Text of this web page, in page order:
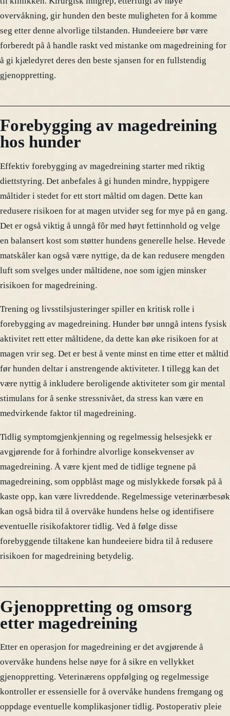
overvåkning, gir hunden den beste muligheten for å komme
seg etter denne alvorlige tilstanden. Hundeeiere bør være
forberedt på å handle raskt ved mistanke om magedreining for
å gi kjæledyret deres den beste sjansen for en fullstendig
gjenoppretting.
Forebygging av magedreining
hos hunder
Effektiv forebygging av magedreining starter med riktig
diettstyring. Det anbefales å gi hunden mindre, hyppigere
måltider i stedet for ett stort måltid om dagen. Dette kan
redusere risikoen for at magen utvider seg for mye på en gang.
Det er også viktig å unngå fôr med høyt fettinnhold og velge
en balansert kost som støtter hundens generelle helse. Hevede
matskåler kan også være nyttige, da de kan redusere mengden
luft som svelges under måltidene, noe som igjen minsker
risikoen for magedreining.
Trening og livsstilsjusteringer spiller en kritisk rolle i
forebygging av magedreining. Hunder bør unngå intens fysisk
aktivitet rett etter måltidene, da dette kan øke risikoen for at
magen vrir seg. Det er best å vente minst en time etter et måltid
før hunden deltar i anstrengende aktiviteter. I tillegg kan det
være nyttig å inkludere beroligende aktiviteter som gir mental
stimulans for å senke stressnivået, da stress kan være en
medvirkende faktor til magedreining.
Tidlig symptomgjenkjenning og regelmessig helsesjekk er
avgjørende for å forhindre alvorlige konsekvenser av
magedreining. Å være kjent med de tidlige tegnene på
magedreining, som oppblåst mage og mislykkede forsøk på å
kaste opp, kan være livreddende. Regelmessige veterinærbesøk
kan også bidra til å overvåke hundens helse og identifisere
eventuelle risikofaktorer tidlig. Ved å følge disse
forebyggende tiltakene kan hundeeiere bidra til å redusere
risikoen for magedreining betydelig.
Gjenoppretting og omsorg
etter magedreining
Etter en operasjon for magedreining er det avgjørende å
overvåke hundens helse nøye for å sikre en vellykket
gjenoppretting. Veterinærens oppfølging og regelmessige
kontroller er essensielle for å overvåke hundens fremgang og
oppdage eventuelle komplikasjoner tidlig. Postoperativ pleie